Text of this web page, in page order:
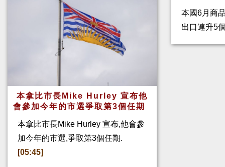
本拿比市長Mike Hurley 宣布他
會參加今年的市選爭取第3個任期
本拿比市長Mike Hurley 宣布,他會參
加今年的市選,爭取第3個任期.
[05:45]
本國6月商
出口連升5